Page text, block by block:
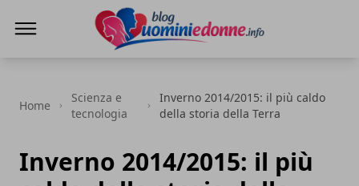
Home
Scienza e
tecnologia
Inverno 2014/2015: il più caldo
della storia della Terra
Inverno 2014/2015: il più